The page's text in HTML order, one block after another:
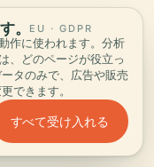
ーレ
ト
。 EU · GDPR
作に使われます。分析
どのページが役立っ
タのみで、広告や販売
できます。
すべて受け入れる